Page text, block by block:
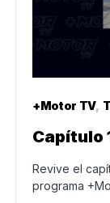
+Motor TV
Capítulo
Revive el
programa